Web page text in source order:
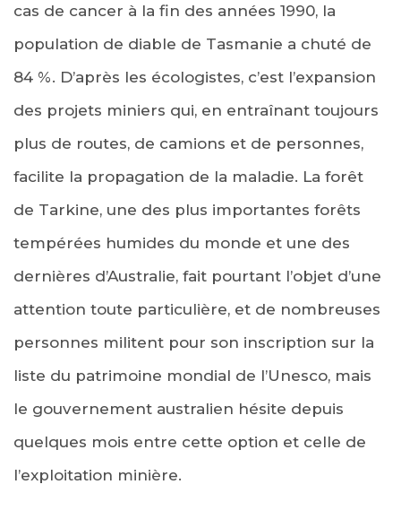
cas de cancer à la fin des années 1990, la
population de diable de Tasmanie a chuté de
84 %. D’après les écologistes, c’est l’expansion
des projets miniers qui, en entraînant toujours
plus de routes, de camions et de personnes,
facilite la propagation de la maladie. La forêt
de Tarkine, une des plus importantes forêts
tempérées humides du monde et une des
dernières d’Australie, fait pourtant l’objet d’une
attention toute particulière, et de nombreuses
personnes militent pour son inscription sur la
liste du patrimoine mondial de l’Unesco, mais
le gouvernement australien hésite depuis
quelques mois entre cette option et celle de
l’exploitation minière.